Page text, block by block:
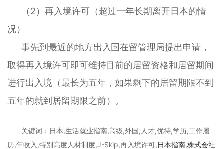
（2）再入境许可（超过一年长期离开日本的情
况）
事先到最近的地方出入国在留管理局提出申请，
取得再入境许可即可维持目前的居留资格和居留期间
进行出入境（最长为五年，如果剩下的居留期限不到
五年的就到居留期限之前）。
关键词：日本,生活就业指南,高级,外国,人才,优待,学历,工作履
历,年收入,特别高度人材制度,J-Skip,再入境许可,日本指南,株式会社